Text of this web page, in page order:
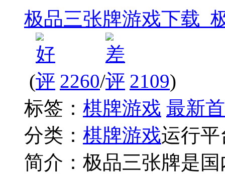
极品三张牌游戏下载_
( 2260/ 2109)
标签： 棋牌游戏 最新
分类： 棋牌游戏运行平
简介： 极品三张牌是